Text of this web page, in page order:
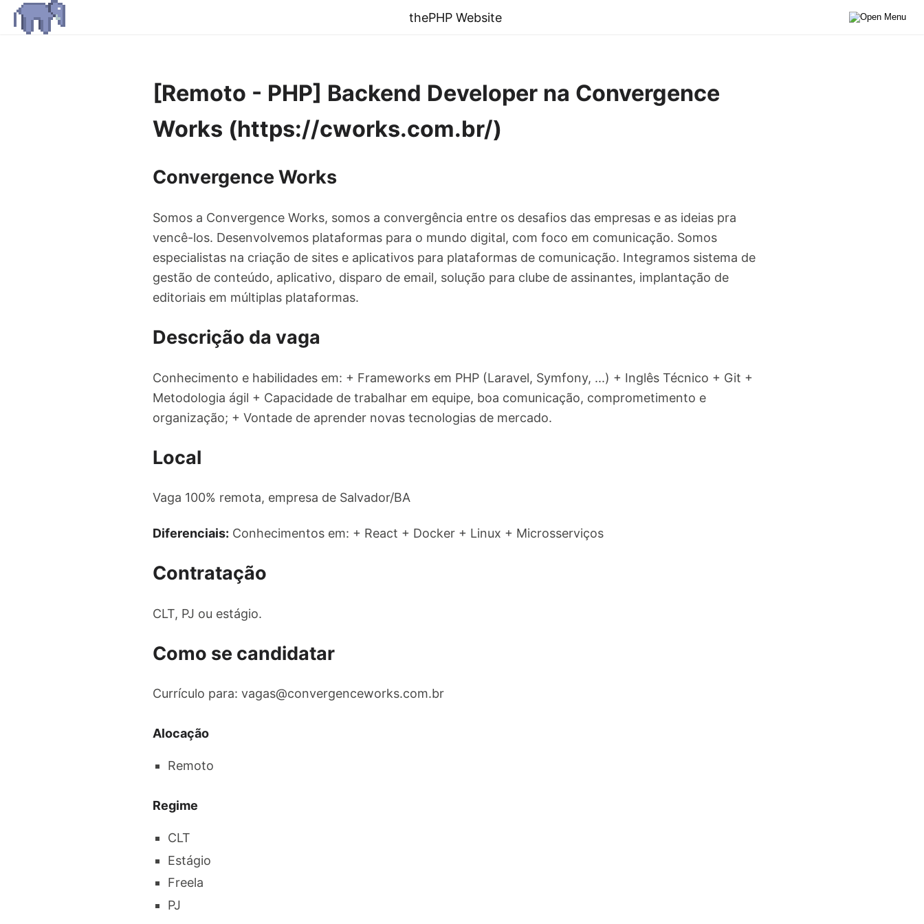
thePHP Website
[Remoto - PHP] Backend Developer na Convergence
Works (https://cworks.com.br/)
Convergence Works
Somos a Convergence Works, somos a convergência entre os desafios das empresas e as ideias pra
vencê-los. Desenvolvemos plataformas para o mundo digital, com foco em comunicação. Somos
especialistas na criação de sites e aplicativos para plataformas de comunicação. Integramos sistema de
gestão de conteúdo, aplicativo, disparo de email, solução para clube de assinantes, implantação de
editoriais em múltiplas plataformas.
Descrição da vaga
Conhecimento e habilidades em: + Frameworks em PHP (Laravel, Symfony, ...) + Inglês Técnico + Git +
Metodologia ágil + Capacidade de trabalhar em equipe, boa comunicação, comprometimento e
organização; + Vontade de aprender novas tecnologias de mercado.
Local
Vaga 100% remota, empresa de Salvador/BA
Diferenciais: Conhecimentos em: + React + Docker + Linux + Microsserviços
Contratação
CLT, PJ ou estágio.
Como se candidatar
Currículo para: vagas@convergenceworks.com.br
Alocação
Remoto
Regime
CLT
Estágio
Freela
PJ